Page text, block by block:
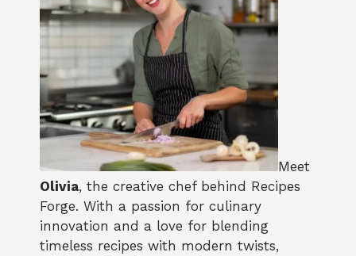
Meet
Olivia, the creative chef behind Recipes
Forge. With a passion for culinary
innovation and a love for blending
timeless recipes with modern twists,